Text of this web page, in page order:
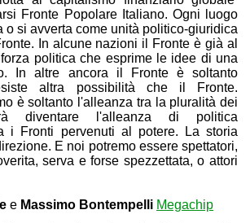
Fronte Popolare Italiano. Ogni luogo
o si avverta come unità politico-giuridica
In alcune nazioni il Fronte è già al
politica che esprime le idee di una
In altre ancora il Fronte è soltanto
altra possibilità che il Fronte.
è soltanto l'alleanza tra la pluralità dei
diventare l'alleanza di politica
i Fronti pervenuti al potere. La storia
E noi potremo essere spettatori,
serva e forse spezzettata, o attori
e Massimo Bontempelli Megachip